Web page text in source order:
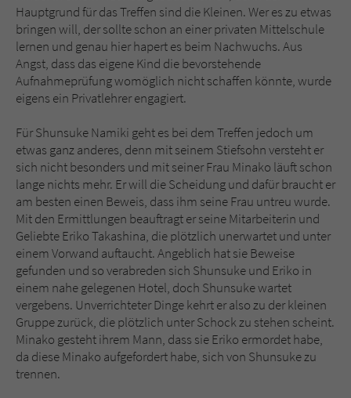
Hauptgrund für das Treffen sind die Kleinen. Wer es zu etwas
bringen will, der sollte schon an einer privaten Mittelschule
lernen und genau hier hapert es beim Nachwuchs. Aus
Angst, dass das eigene Kind die bevorstehende
Aufnahmeprüfung womöglich nicht schaffen könnte, wurde
eigens ein Privatlehrer engagiert.
Für Shunsuke Namiki geht es bei dem Treffen jedoch um
etwas ganz anderes, denn mit seinem Stiefsohn versteht er
sich nicht besonders und mit seiner Frau Minako läuft schon
lange nichts mehr. Er will die Scheidung und dafür braucht er
am besten einen Beweis, dass ihm seine Frau untreu wurde.
Mit den Ermittlungen beauftragt er seine Mitarbeiterin und
Geliebte Eriko Takashina, die plötzlich unerwartet und unter
einem Vorwand auftaucht. Angeblich hat sie Beweise
gefunden und so verabreden sich Shunsuke und Eriko in
einem nahe gelegenen Hotel, doch Shunsuke wartet
vergebens. Unverrichteter Dinge kehrt er also zu der kleinen
Gruppe zurück, die plötzlich unter Schock zu stehen scheint.
Minako gesteht ihrem Mann, dass sie Eriko ermordet habe,
da diese Minako aufgefordert habe, sich von Shunsuke zu
trennen.
Sicherheitscode des Kontaktformulars zu
überprüfen.